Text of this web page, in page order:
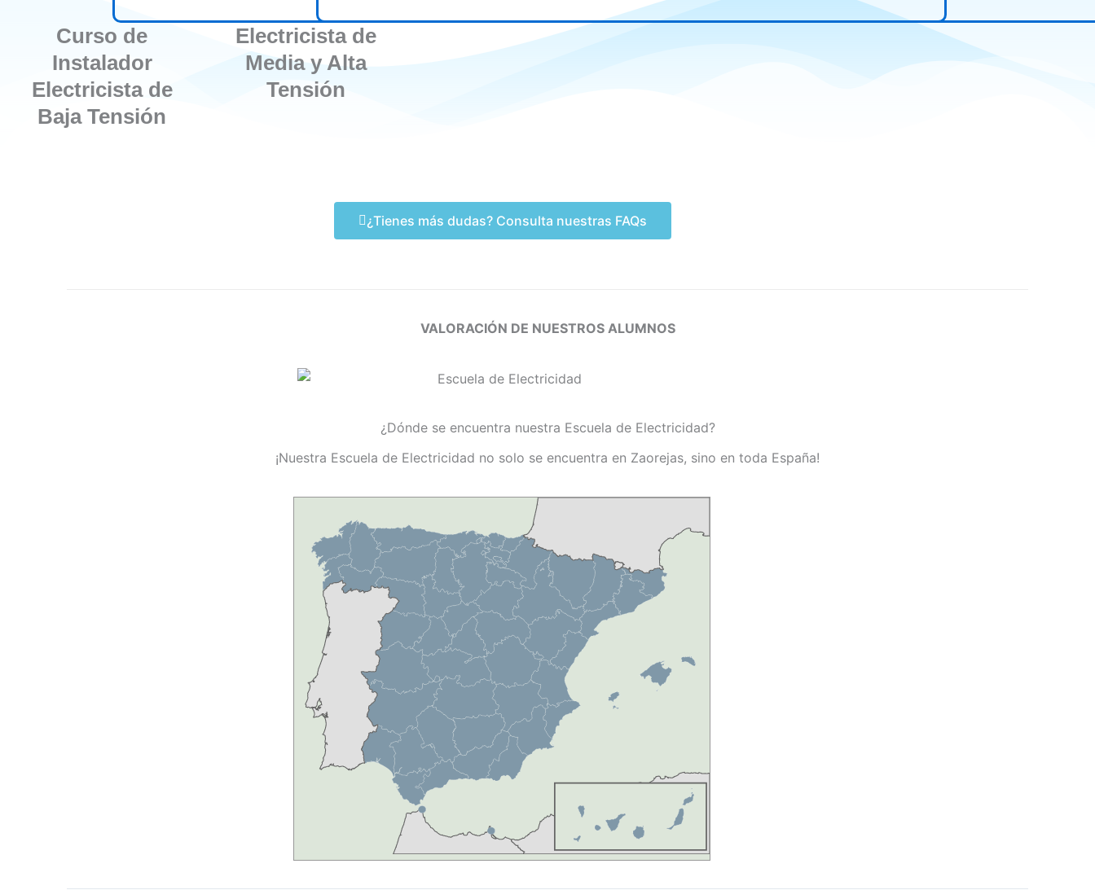
Curso de
Instalador
Electricista de
Baja Tensión
Electricista de
Media y Alta
Tensión
¿Tienes más dudas? Consulta nuestras FAQs
VALORACIÓN DE NUESTROS ALUMNOS
¿Dónde se encuentra nuestra Escuela de Electricidad?
¡Nuestra Escuela de Electricidad no solo se encuentra en Zaorejas, sino en toda España!